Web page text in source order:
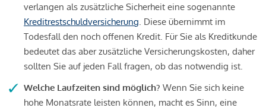
verlangen als zusätzliche Sicherheit eine sogenannte
Kreditrestschuldversicherung. Diese übernimmt im
Todesfall den noch offenen Kredit. Für Sie als Kreditkunde
bedeutet das aber zusätzliche Versicherungskosten, daher
sollten Sie auf jeden Fall fragen, ob das notwendig ist.
Welche Laufzeiten sind möglich? Wenn Sie sich keine
hohe Monatsrate leisten können, macht es Sinn, eine